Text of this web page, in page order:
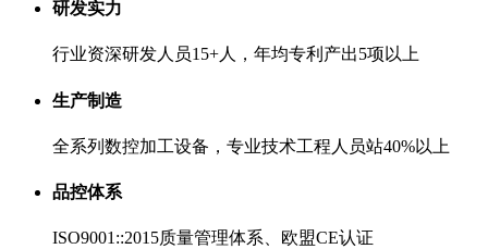
研发实力
行业资深研发人员15+人，年均专利产出5项以上
生产制造
全系列数控加工设备，专业技术工程人员站40%以上
品控体系
ISO9001::2015质量管理体系、欧盟CE认证